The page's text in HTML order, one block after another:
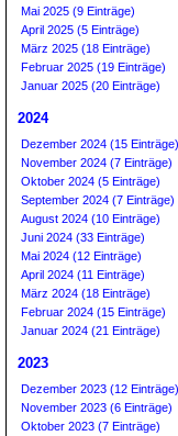
Mai 2025 (9 Einträge)
April 2025 (5 Einträge)
März 2025 (18 Einträge)
Februar 2025 (19 Einträge)
Januar 2025 (20 Einträge)
2024
Dezember 2024 (15 Einträge)
November 2024 (7 Einträge)
Oktober 2024 (5 Einträge)
September 2024 (7 Einträge)
August 2024 (10 Einträge)
Juni 2024 (33 Einträge)
Mai 2024 (12 Einträge)
April 2024 (11 Einträge)
März 2024 (18 Einträge)
Februar 2024 (15 Einträge)
Januar 2024 (21 Einträge)
2023
Dezember 2023 (12 Einträge)
November 2023 (6 Einträge)
Oktober 2023 (7 Einträge)